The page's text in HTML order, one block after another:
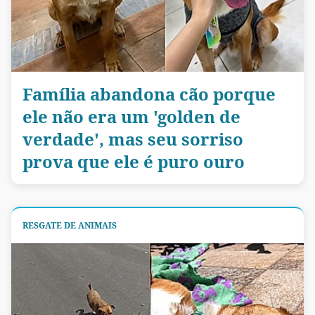
Família abandona cão porque
ele não era um 'golden de
verdade', mas seu sorriso
prova que ele é puro ouro
RESGATE DE ANIMAIS